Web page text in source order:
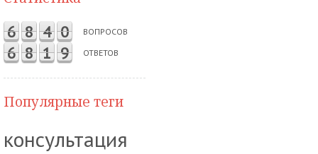
6 8 4 0 ВОПРОСОВ
6 8 1 9 ОТВЕТОВ
Популярные теги
консультация